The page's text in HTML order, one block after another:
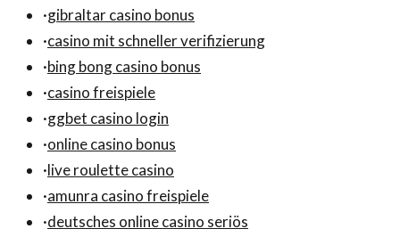
·gibraltar casino bonus
·casino mit schneller verifizierung
·bing bong casino bonus
·casino freispiele
·ggbet casino login
·online casino bonus
·live roulette casino
·amunra casino freispiele
·deutsches online casino seriös